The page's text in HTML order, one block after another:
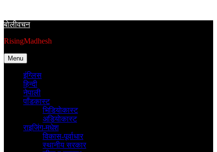
content
बाेलीवचन
RisingMadhesh
Menu
इंग्लिस
हिन्दी
नेपाली
पाँडकास्ट
भिडियाेकास्ट
अडियाेकास्ट
राइजिंग-मधेश
विकास-पूर्वाधार
स्थानीय सरकार